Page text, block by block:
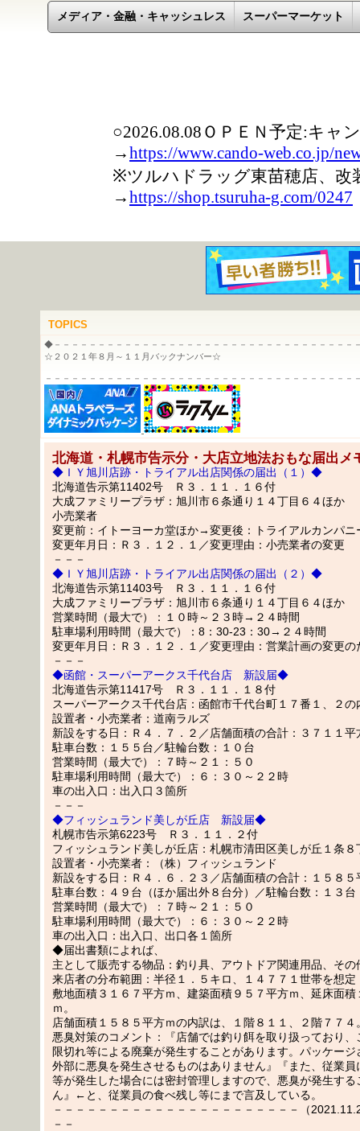
メディア・金融・キャッシュレス スーパーマーケット
TOPICS
◆－－－－－－－－－－－－－－－－－－－－－－－－－－－－－－－－－－
☆２０２１年８月～１１月バックナンバー☆
－－－－－－－－－－－－－－－－－－－－－－－－－－－－－－－－－－－
北海道・札幌市告示分・大店立地法おもな届出メ
◆ＩＹ旭川店跡・トライアル出店関係の届出（１）◆
北海道告示第11402号 Ｒ３．１１．１６付
大成ファミリープラザ：旭川市６条通り１４丁目６４ほか
小売業者
変更前：イトーヨーカ堂ほか→変更後：トライアルカンパニ
変更年月日：Ｒ３．１２．１／変更理由：小売業者の変更
－－－
◆ＩＹ旭川店跡・トライアル出店関係の届出（２）◆
北海道告示第11403号 Ｒ３．１１．１６付
大成ファミリープラザ：旭川市６条通り１４丁目６４ほか
営業時間（最大で）：１０時～２３時→２４時間
駐車場利用時間（最大で）：8：30-23：30→２４時間
変更年月日：Ｒ３．１２．１／変更理由：営業計画の変更の
－－－
◆函館・スーパーアークス千代台店 新設届◆
北海道告示第11417号 Ｒ３．１１．１８付
スーパーアークス千代台店：函館市千代台町１７番１、２の
設置者・小売業者：道南ラルズ
新設をする日：Ｒ４．７．２／店舗面積の合計：３７１１平
駐車台数：１５５台／駐輪台数：１０台
営業時間（最大で）：７時～２１：５０
駐車場利用時間（最大で）：６：３０～２２時
車の出入口：出入口３箇所
－－－
◆フィッシュランド美しが丘店 新設届◆
札幌市告示第6223号 Ｒ３．１１．２付
フィッシュランド美しが丘店：札幌市清田区美しが丘１条８
設置者・小売業者：（株）フィッシュランド
新設をする日：Ｒ４．６．２３／店舗面積の合計：１５８５
駐車台数：４９台（ほか届出外８台分）／駐輪台数：１３台
営業時間（最大で）：７時～２１：５０
駐車場利用時間（最大で）：６：３０～２２時
車の出入口：出入口、出口各１箇所
◆届出書類によれば、
主として販売する物品：釣り具、アウトドア関連用品、その
来店者の分布範囲：半径１．５キロ、１４７７１世帯を想定
敷地面積３１６７平方ｍ、建築面積９５７平方ｍ、延床面積
ｍ。
店舗面積１５８５平方ｍの内訳は、１階８１１、２階７７４
悪臭対策のコメント：『店舗では釣り餌を取り扱っており、
限切れ等による廃棄が発生することがあります。パッケー
外部に悪臭を発生させるものはありません』『また、従業員
等が発生した場合には密封管理しますので、悪臭が発生する
ん』←と、従業員の食べ残し等にまで言及している。
－－－－－－－－－－－－－－－－－－－－－－（
－－